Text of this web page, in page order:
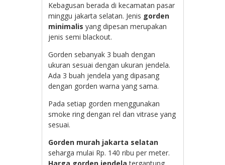
Kebagusan berada di kecamatan pasar
minggu jakarta selatan. Jenis gorden
minimalis yang dipesan merupakan
jenis semi blackout.
Gorden sebanyak 3 buah dengan
ukuran sesuai dengan ukuran jendela.
Ada 3 buah jendela yang dipasang
dengan gorden warna yang sama.
Pada setiap gorden menggunakan
smoke ring dengan rel dan vitrase yang
sesuai.
Gorden murah jakarta selatan
seharga mulai Rp. 140 ribu per meter.